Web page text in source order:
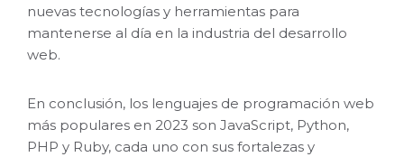
nuevas tecnologías y herramientas para
mantenerse al día en la industria del desarrollo
web.
En conclusión, los lenguajes de programación web
más populares en 2023 son JavaScript, Python,
PHP y Ruby, cada uno con sus fortalezas y